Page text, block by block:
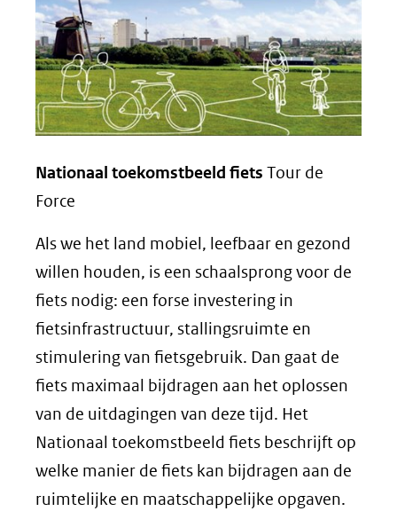
(verwijst
naar
een
andere
website)
Nationaal toekomstbeeld fiets Tour de
Force
Als we het land mobiel, leefbaar en gezond
willen houden, is een schaalsprong voor de
fiets nodig: een forse investering in
fietsinfrastructuur, stallingsruimte en
stimulering van fietsgebruik. Dan gaat de
fiets maximaal bijdragen aan het oplossen
van de uitdagingen van deze tijd. Het
Nationaal toekomstbeeld fiets beschrijft op
welke manier de fiets kan bijdragen aan de
ruimtelijke en maatschappelijke opgaven.